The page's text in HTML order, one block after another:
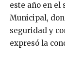
este año en el
Municipal,
seguridad y
expresó la